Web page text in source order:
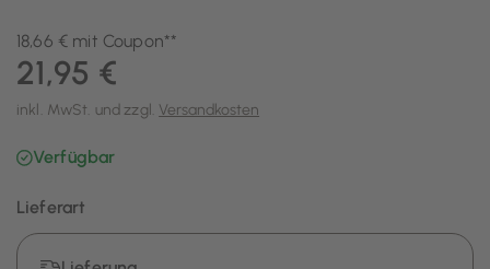
18,66 € mit Coupon**
21,95 €
inkl. MwSt. und zzgl. Versandkosten
Verfügbar
Lieferart